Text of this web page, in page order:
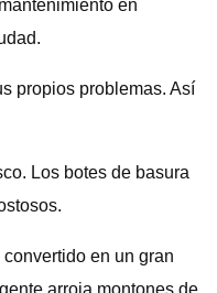
en
propios problemas. Así
Los botes de basura
en un gran
arroja montones de